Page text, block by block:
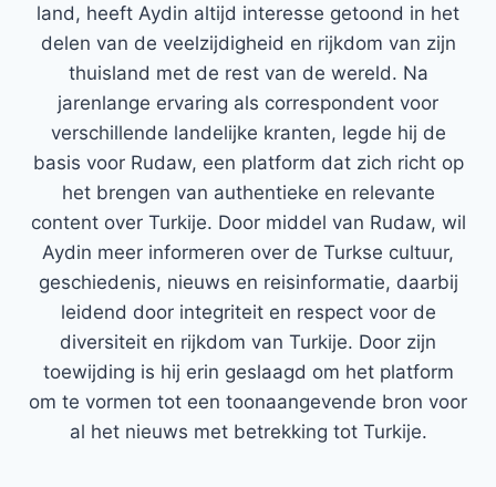
land, heeft Aydin altijd interesse getoond in het
delen van de veelzijdigheid en rijkdom van zijn
thuisland met de rest van de wereld. Na
jarenlange ervaring als correspondent voor
verschillende landelijke kranten, legde hij de
basis voor Rudaw, een platform dat zich richt op
het brengen van authentieke en relevante
content over Turkije. Door middel van Rudaw, wil
Aydin meer informeren over de Turkse cultuur,
geschiedenis, nieuws en reisinformatie, daarbij
leidend door integriteit en respect voor de
diversiteit en rijkdom van Turkije. Door zijn
toewijding is hij erin geslaagd om het platform
om te vormen tot een toonaangevende bron voor
al het nieuws met betrekking tot Turkije.